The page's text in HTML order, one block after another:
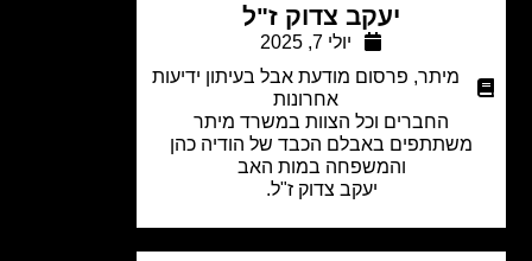
יעקב צדוק ז"ל
מיתר,
פרסום מודעת אבל בעיתון ידיעות
אחרונות
החברים וכל הצוות במשרד מיתר
באבלם הכבד של הודיה כהן
והמשפחה במות האב
יעקב צדוק ז"ל.